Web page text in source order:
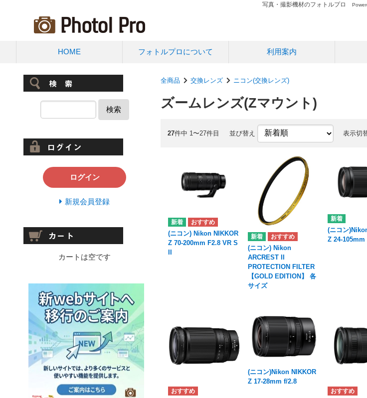
写真・撮影機材のフォトルプロ
HOME フォトルプロについて 利用案内
全商品 交換レンズ ニコン(交換レンズ)
ズームレンズ(Zマウント)
27件中 1〜27件目 並び替え 表示切
(ニコン) Nikon NIKKOR
Z 70-200mm F2.8 VR S
(ニコン) Nikon
ARCREST II
PROTECTION FILTER
【GOLD EDITION】 各
サイズ
(ニコン
Z 24-105mm
(ニコン)Nikon NIKKOR
Z 17-28mm f/2.8
検索
ログイン
新規会員登録
カートは空です